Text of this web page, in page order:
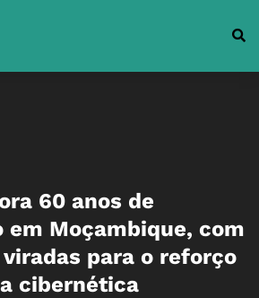
60 anos de
em Moçambique, com
para o reforço
cibernética